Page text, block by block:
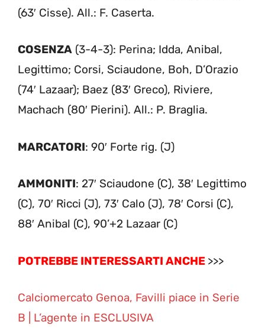
(63′ Cisse). All.: F. Caserta.
COSENZA (3-4-3): Perina; Idda, Anibal,
Legittimo; Corsi, Sciaudone, Boh, D’Orazio
(74′ Lazaar); Baez (83′ Greco), Riviere,
Machach (80′ Pierini). All.: P. Braglia.
MARCATORI: 90′ Forte rig. (J)
AMMONITI: 27′ Sciaudone (C), 38′ Legittimo
(C), 70′ Ricci (J), 73′ Calo (J), 78′ Corsi (C),
88′ Anibal (C), 90’+2 Lazaar (C)
POTREBBE INTERESSARTI ANCHE >>>
Calciomercato Genoa, Favilli piace in Serie
B | L’agente in ESCLUSIVA